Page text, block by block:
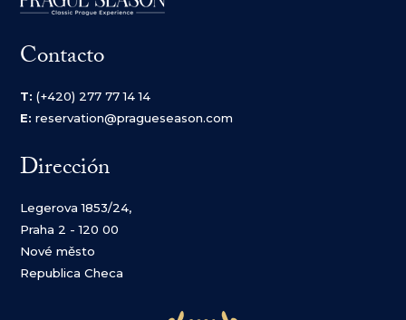
Contacto
T: (+420) 277 77 14 14
E: reservation@pragueseason.com
Dirección
Legerova 1853/24,
Praha 2 - 120 00
Nové město
Republica Checa